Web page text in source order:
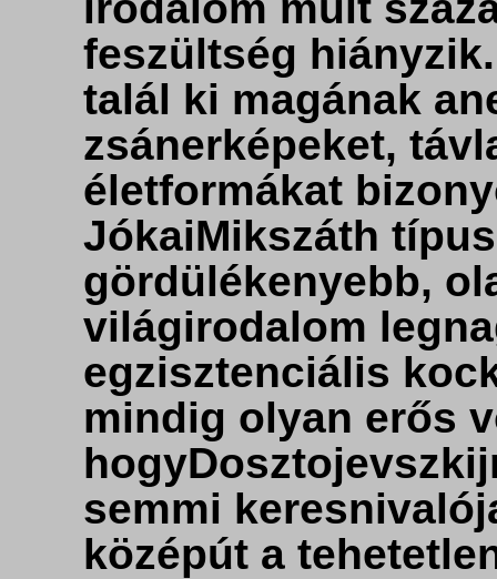
feszültség
talál ki magának
zsánerképeket,
életformákat
JókaiMikszáth
gördülékenyebb,
világirodalom
egzisztenciális
mindig olyan erős
semmi
középút a